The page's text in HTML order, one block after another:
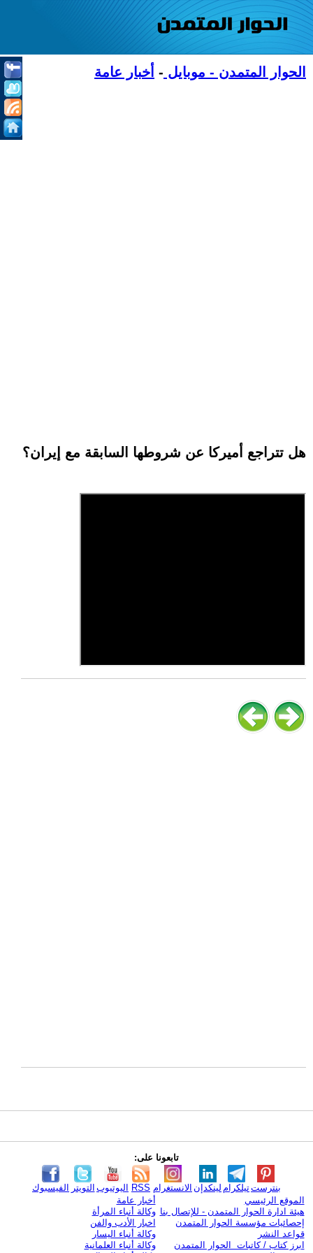
الحوار المتمدن - موبايل - أخبار عامة
هل تتراجع أميركا عن شروطها السابقة مع إيران؟
تابعونا على:
الفيسبوك التويتر اليوتيوب RSS الانستغرام لينكدإن تيلكرامبنترست
الموقع الرئيسي
هيئة ادارة الحوار المتمدن - للإتصال بنا
إحصائيات مؤسسة الحوار المتمدن
قواعد النشر
ابرز كتاب / كاتبات الحوار المتمدن
أخبار عامة
وكالة أنباء المرأة
اخبار الأدب والفن
وكالة أنباء اليسار
وكالة أنباء العلمانية